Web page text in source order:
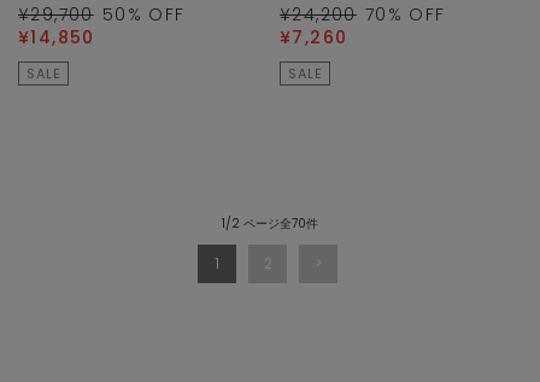
¥29,700 50 % OFF
¥14,850
SALE
¥24,200 70 % OFF
¥7,260
SALE
1/2 ページ全70件
1 2